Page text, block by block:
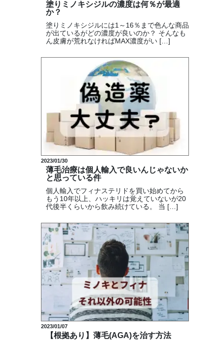
塗りミノキシジルの濃度は何％が最適
か？
塗りミノキシジルには1～16％まで色んな商品
が出ているがどの濃度が良いのか？ そんなも
ん皮膚が荒れなければMAX濃度がい […]
2023/01/30
薄毛治療は個人輸入で良いんじゃないか
と思っている件
個人輸入でフィナステリドを買い始めてから
もう10年以上、ハッキリは覚えていないが20
代後半くらいから飲み続けている。 当 […]
2023/01/07
【根拠あり】薄毛(AGA)を治す方法